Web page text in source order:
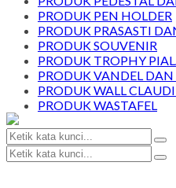
PRODUK PEN HOLDER
PRODUK PRASASTI
PRODUK SOUVENIR
PRODUK TROPHY
PRODUK VANDEL
PRODUK WALL
PRODUK WASTAFEL